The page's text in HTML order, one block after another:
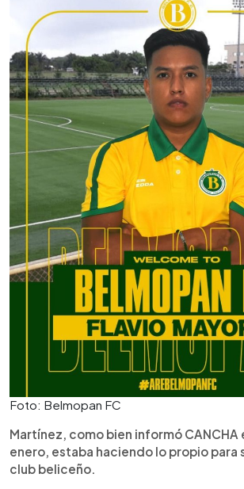
Foto: Belmopan FC
Martínez, como bien informó CANCHA
enero, estaba haciendo lo propio para
club beliceño.